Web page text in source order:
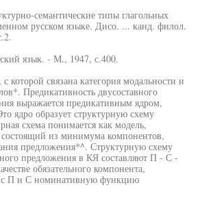
семантические типы глагольных
русском языке. Дисо. ... канд. филол.
язык. - М., 1947, с.400.
с которой связана категория модальности и
Предикативность двусоставного
выражается предикативным ядром,
ядро образует структурную схему
схема понимается как модель,
из минимума компонентов,
предложения*^. Структурную схему
предложения в КЯ составляют П - С -
обязательного компонента,
П и С номинативную функцию